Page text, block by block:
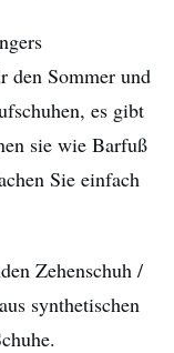
den Sommer und
es gibt
sie wie Barfuß
Sie einfach
Zehenschuh /
synthetischen